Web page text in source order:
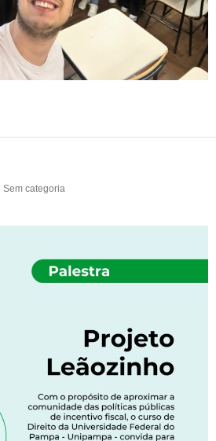
Sem categoria